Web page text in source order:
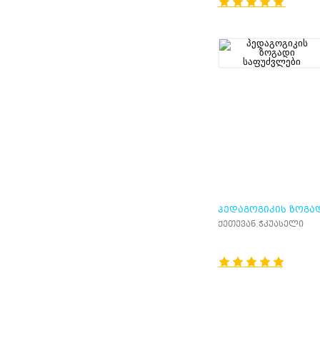
ᲞᲔᲓᲐᲒᲝᲒᲘᲙᲘᲡ
ᲡᲐᲤᲣᲫᲕᲚᲔᲑᲘ
ქეთევან ჭკუასელი